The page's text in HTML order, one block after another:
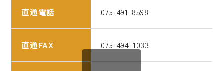
直通電話 075-491-8598
直通FAX 075-494-1033